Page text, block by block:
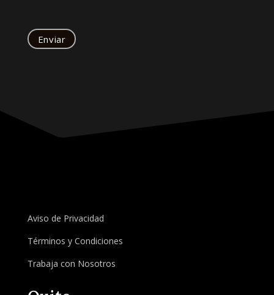
Aviso de Privacidad
Términos y Condiciones
Trabaja con Nosotros